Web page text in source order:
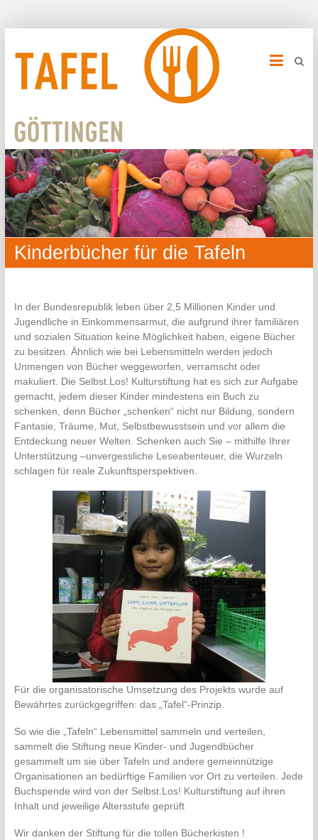
Kinderbücher für die Tafeln
In der Bundesrepublik leben über 2,5 Millionen Kinder und
Jugendliche in Einkommensarmut, die aufgrund ihrer familiären
und sozialen Situation keine Möglichkeit haben, eigene Bücher
zu besitzen. Ähnlich wie bei Lebensmitteln werden jedoch
Unmengen von Bücher weggeworfen, verramscht oder
makuliert. Die Selbst.Los! Kulturstiftung hat es sich zur Aufgabe
gemacht, jedem dieser Kinder mindestens ein Buch zu
schenken, denn Bücher „schenken“ nicht nur Bildung, sondern
Fantasie, Träume, Mut, Selbstbewusstsein und vor allem die
Entdeckung neuer Welten. Schenken auch Sie – mithilfe Ihrer
Unterstützung –unvergessliche Leseabenteuer, die Wurzeln
schlagen für reale Zukunftsperspektiven.
Für die organisatorische Umsetzung des Projekts wurde auf
Bewährtes zurückgegriffen: das „Tafel“-Prinzip.
So wie die „Tafeln“ Lebensmittel sammeln und verteilen,
sammelt die Stiftung neue Kinder- und Jugendbücher
gesammelt um sie über Tafeln und andere gemeinnützige
Organisationen an bedürftige Familien vor Ort zu verteilen. Jede
Buchspende wird von der Selbst.Los! Kulturstiftung auf ihren
Inhalt und jeweilige Altersstufe geprüft
Wir danken der Stiftung für die tollen Bücherkisten !